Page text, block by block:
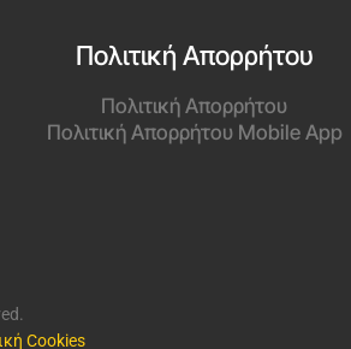
Πολιτική Απορρήτου
Πολιτική Απορρήτου
Πολιτική Απορρήτου Mobile App
Cookies